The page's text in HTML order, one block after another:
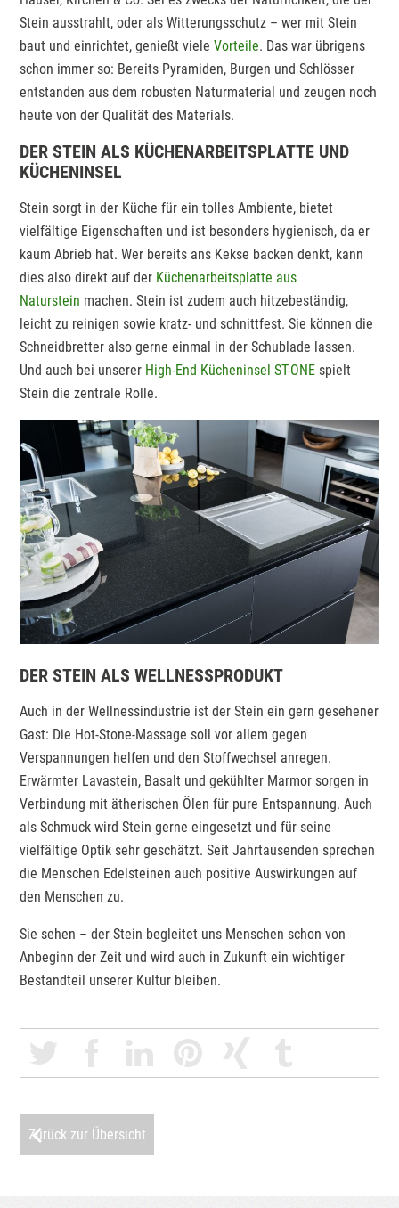
Stein ausstrahlt, oder als Witterungsschutz – wer mit Stein
baut und einrichtet, genießt vieleVorteile. Das war übrigens
schon immer so: Bereits Pyramiden, Burgen und Schlösser
entstanden aus dem robusten Naturmaterial und zeugen noch
heute von der Qualität des Materials.
DER STEIN ALS KÜCHENARBEITSPLATTE UND
KÜCHENINSEL
Stein sorgt in der Küche für ein tolles Ambiente, bietet
vielfältige Eigenschaften und ist besonders hygienisch, da er
kaum Abrieb hat. Wer bereits ans Kekse backen denkt, kann
dies also direkt auf der Küchenarbeitsplatte aus
Naturstein machen. Stein ist zudem auch hitzebeständig,
leicht zu reinigen sowie kratz- und schnittfest. Sie können die
Schneidbretter also gerne einmal in der Schublade lassen.
Und auch bei unserer High-End Kücheninsel ST-ONE spielt
Stein die zentrale Rolle.
DER STEIN ALS WELLNESSPRODUKT
Auch in der Wellnessindustrie ist der Stein ein gern gesehener
Gast: Die Hot-Stone-Massage soll vor allem gegen
Verspannungen helfen und den Stoffwechsel anregen.
Erwärmter Lavastein, Basalt und gekühlter Marmor sorgen in
Verbindung mit ätherischen Ölen für pure Entspannung. Auch
als Schmuck wird Stein gerne eingesetzt und für seine
vielfältige Optik sehr geschätzt. Seit Jahrtausenden sprechen
die Menschen Edelsteinen auch positive Auswirkungen auf
den Menschen zu.
Sie sehen – der Stein begleitet uns Menschen schon von
Anbeginn der Zeit und wird auch in Zukunft ein wichtiger
Bestandteil unserer Kultur bleiben.
Zurück zur Übersicht